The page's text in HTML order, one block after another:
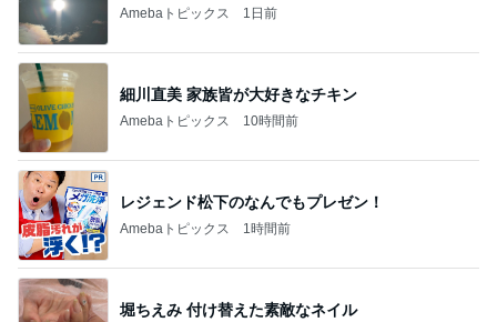
Amebaトピックス 1日前
細川直美 家族皆が大好きなチキン
Amebaトピックス 10時間前
レジェンド松下のなんでもプレゼン！
Amebaトピックス 1時間前
堀ちえみ 付け替えた素敵なネイル